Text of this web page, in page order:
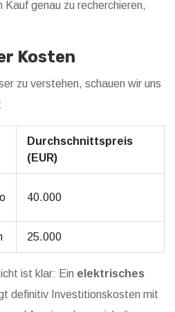
Kauf genau zu recherchieren,
Kosten
zu verstehen, schauen wir uns
Durchschnittspreis
(EUR)
40.000
25.000
ist klar: Ein elektrisches
definitiv Investitionskosten mit